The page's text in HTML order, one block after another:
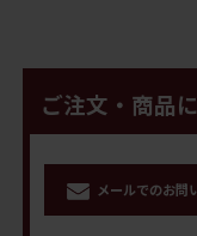
ご注文・商品
メールでのお問